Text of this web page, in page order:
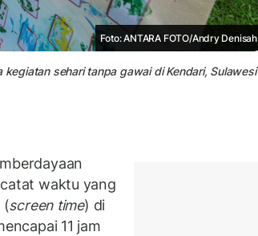
Foto: ANTARA FOTO/Andry Denisah
sehari tanpa gawai di Kendari, Sulawesi
waktu yang
(screen time) di
11 jam